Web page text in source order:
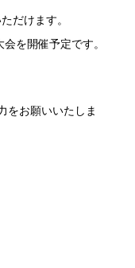
だけます。
を開催予定です。
をお願いいたしま